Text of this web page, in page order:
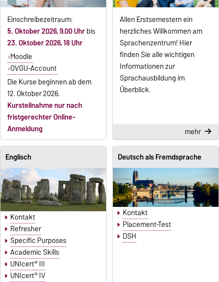
Einschreibezeitraum:
5. Oktober 2026, 9.00 Uhrbis
23. Oktober 2026, 18 Uhr
Moodle
OVGU-Account
Die Kurse beginnen ab dem
12. Oktober 2026.
Kursteilnahme nur nach
fristgerechter Online-
Anmeldung
Allen Erstsemestern ein
herzliches Willkommen am
Sprachenzentrum! Hier
finden Sie alle wichtigen
Informationen zur
Sprachausbildung im
Überblick.
mehr
Englisch
Kontakt
Refresher
Specific Purposes
Academic Skills
UNIcert® III
UNIcert® IV
Deutsch als Fremdsprache
Kontakt
Placement-Test
DSH